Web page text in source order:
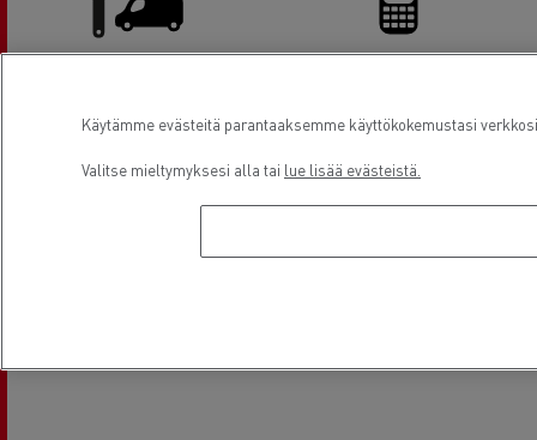
Pakettiautohuolto Rahoitus
Käytämme evästeitä parantaaksemme käyttökokemustasi
Valitse mieltymyksesi alla tai lue lisää evästeistä.